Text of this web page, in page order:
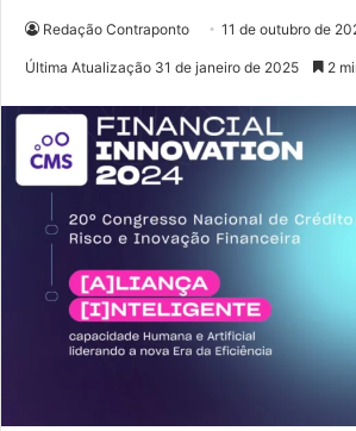
Redação Contraponto 11 de outubro de
Última Atualização 31 de janeiro de 2025 2